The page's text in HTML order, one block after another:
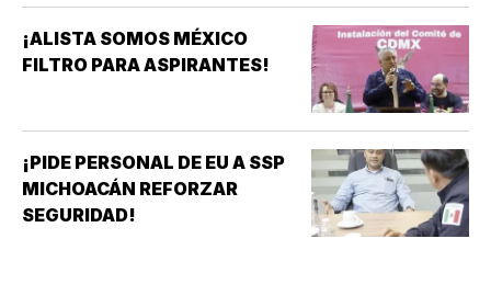
¡ALISTA SOMOS MÉXICO
FILTRO PARA ASPIRANTES!
¡PIDE PERSONAL DE EU A SSP
MICHOACÁN REFORZAR
SEGURIDAD!